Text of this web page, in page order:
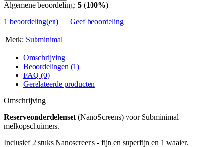
Algemene beoordeling: 5 (100%)
1 beoordeling(en)
Geef beoordeling
Merk: Subminimal
Omschrijving
Beoordelingen (1)
FAQ (0)
Gerelateerde producten
Omschrijving
Reserveonderdelenset (NanoScreens) voor Subminimal
melkopschuimers.
Inclusief 2 stuks Nanoscreens - fijn en superfijn en 1 waaier.